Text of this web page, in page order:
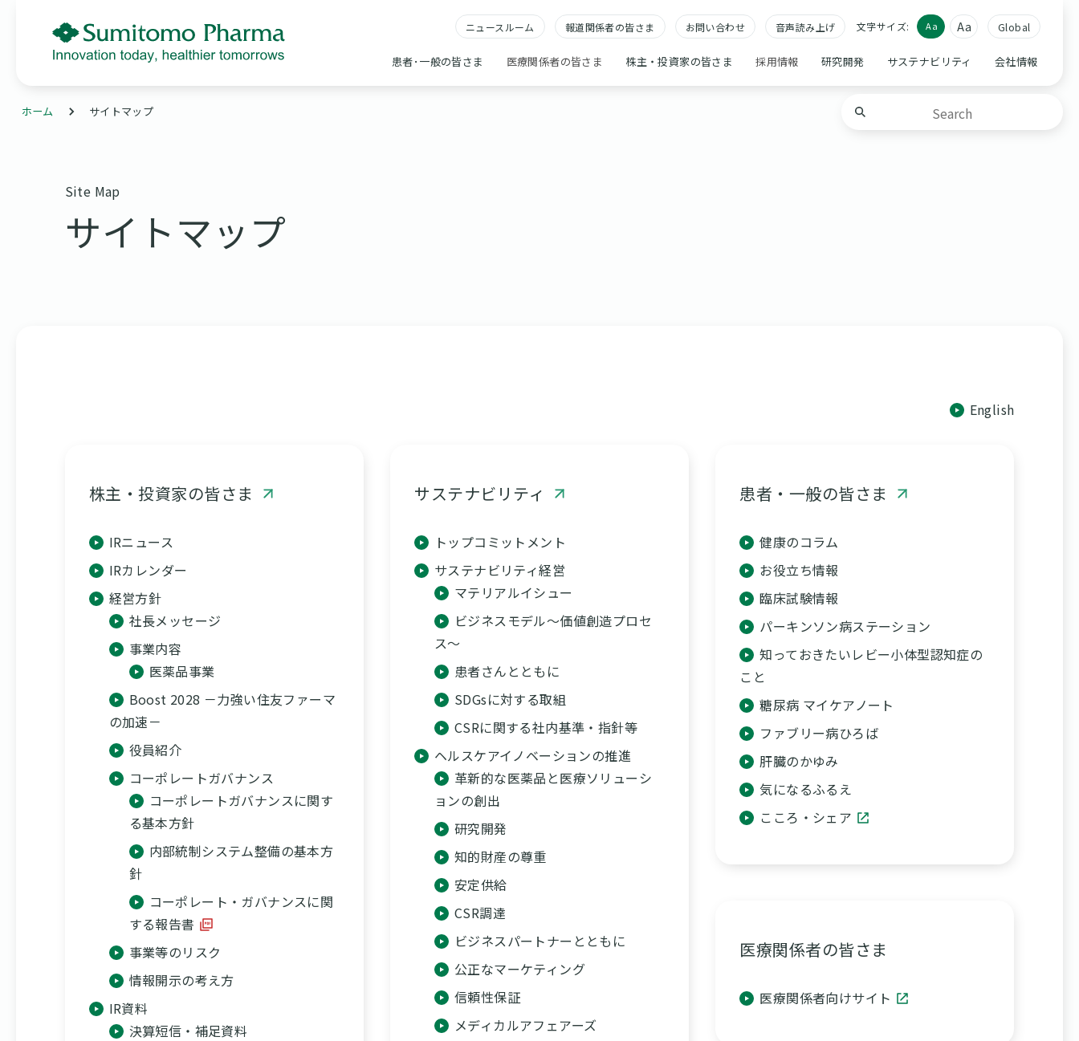
ニュースルーム 報道関係者の皆さま お問い合わせ 音声読み上げ 文字サイズ: Aa Aa Global
患者･一般の皆さま 医療関係者の皆さま 株主・投資家の皆さま 採用情報 研究開発 サステナビリティ 会社情報
ホーム サイトマップ
Site Map
サイトマップ
English
株主・投資家の皆さま
IRニュース
IRカレンダー
経営方針
社長メッセージ
事業内容
医薬品事業
Boost 2028 －力強い住友ファーマ
の加速－
役員紹介
コーポレートガバナンス
コーポレートガバナンスに関す
る基本方針
内部統制システム整備の基本方
針
コーポレート・ガバナンスに関
する報告書
事業等のリスク
情報開示の考え方
IR資料
決算短信・補足資料
サステナビリティ
トップコミットメント
サステナビリティ経営
マテリアルイシュー
ビジネスモデル～価値創造プロセ
ス～
患者さんとともに
SDGsに対する取組
CSRに関する社内基準・指針等
ヘルスケアイノベーションの推進
革新的な医薬品と医療ソリューシ
ョンの創出
研究開発
知的財産の尊重
安定供給
CSR調達
ビジネスパートナーとともに
公正なマーケティング
信頼性保証
メディカルアフェアーズ
患者・一般の皆さま
健康のコラム
お役立ち情報
臨床試験情報
パーキンソン病ステーション
知っておきたいレビー小体型認知症の
こと
糖尿病 マイケアノート
ファブリー病ひろば
肝臓のかゆみ
気になるふるえ
こころ・シェア
医療関係者の皆さま
医療関係者向けサイト